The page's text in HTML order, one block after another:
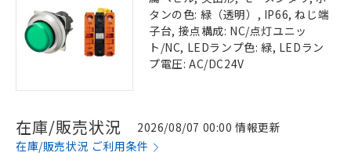
タンの色: 緑（透明）, IP66, ねじ端
子台, 接点構成: NC/点灯ユニッ
ト/NC, LEDランプ色: 緑, LEDラン
プ電圧: AC/DC24V
在庫/販売状況
2026/08/07 00:00 情報更新
在庫/販売状況 ご利用条件